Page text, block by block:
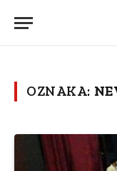
OZNAKA: